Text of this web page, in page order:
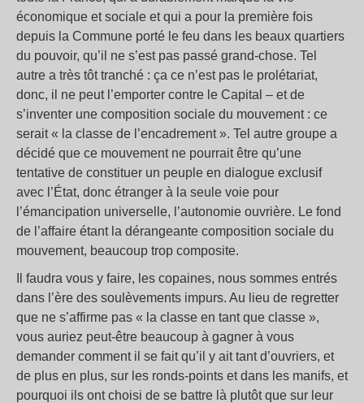
économique et sociale et qui a pour la première fois
depuis la Commune porté le feu dans les beaux quartiers
du pouvoir, qu’il ne s’est pas passé grand-chose. Tel
autre a très tôt tranché : ça ce n’est pas le prolétariat,
donc, il ne peut l’emporter contre le Capital – et de
s’inventer une composition sociale du mouvement : ce
serait « la classe de l’encadrement ». Tel autre groupe a
décidé que ce mouvement ne pourrait être qu’une
tentative de constituer un peuple en dialogue exclusif
avec l’État, donc étranger à la seule voie pour
l’émancipation universelle, l’autonomie ouvrière. Le fond
de l’affaire étant la dérangeante composition sociale du
mouvement, beaucoup trop composite.
Il faudra vous y faire, les copaines, nous sommes entrés
dans l’ère des soulèvements impurs. Au lieu de regretter
que ne s’affirme pas « la classe en tant que classe »,
vous auriez peut-être beaucoup à gagner à vous
demander comment il se fait qu’il y ait tant d’ouvriers, et
de plus en plus, sur les ronds-points et dans les manifs, et
pourquoi ils ont choisi de se battre là plutôt que sur leur